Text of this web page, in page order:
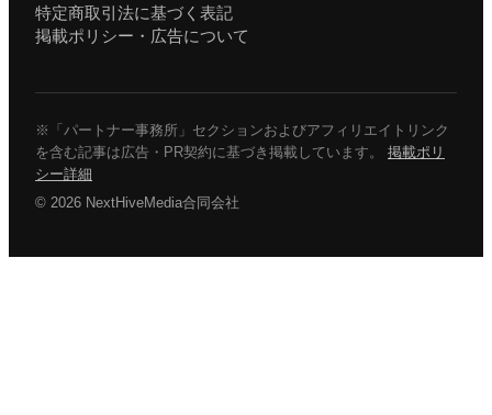
特定商取引法に基づく表記
掲載ポリシー・広告について
※「パートナー事務所」セクションおよびアフィリエイトリンク
を含む記事は広告・PR契約に基づき掲載しています。 掲載ポリ
シー詳細
© 2026 NextHiveMedia合同会社